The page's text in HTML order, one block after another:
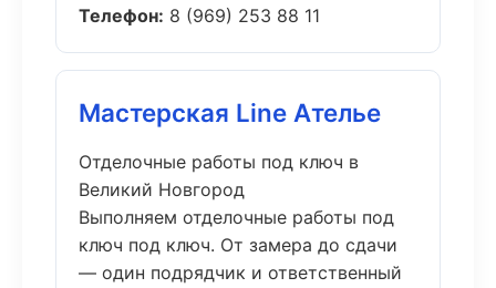
Телефон: 8 (969) 253 88 11
Мастерская Line Ателье
Отделочные работы под ключ в
Великий Новгород
Выполняем отделочные работы под
ключ под ключ. От замера до сдачи
— один подрядчик и ответственный